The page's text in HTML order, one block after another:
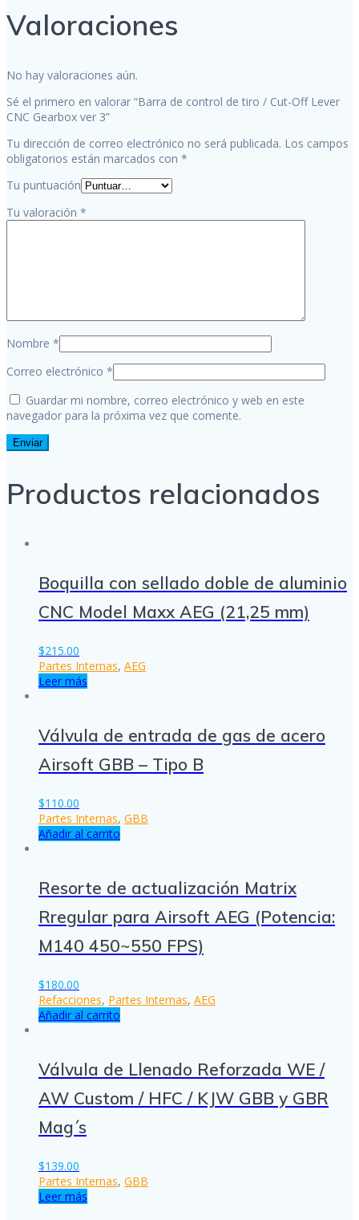
Valoraciones
No hay valoraciones aún.
Sé el primero en valorar “Barra de control de tiro / Cut-Off Lever
CNC Gearbox ver 3”
Tu dirección de correo electrónico no será publicada. Los campos
obligatorios están marcados con *
Tu puntuación
Tu valoración *
Nombre *
Correo electrónico *
Guardar mi nombre, correo electrónico y web en este
navegador para la próxima vez que comente.
Productos relacionados
Boquilla con sellado doble de aluminio
CNC Model Maxx AEG (21,25 mm)
$215.00
Partes Internas, AEG
Leer más
Válvula de entrada de gas de acero
Airsoft GBB – Tipo B
$110.00
Partes Internas, GBB
Añadir al carrito
Resorte de actualización Matrix
Rregular para Airsoft AEG (Potencia:
M140 450~550 FPS)
$180.00
Refacciones, Partes Internas, AEG
Añadir al carrito
Válvula de Llenado Reforzada WE /
AW Custom / HFC / KJW GBB y GBR
Mag´s
$139.00
Partes Internas, GBB
Leer más